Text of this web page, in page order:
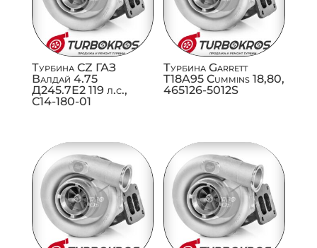
Турбина CZ ГАЗ
Валдай 4.75
Д245.7Е2 119 л.с.,
C14-180-01
Турбина Garrett
T18A95 Cummins 18,80,
465126-5012S